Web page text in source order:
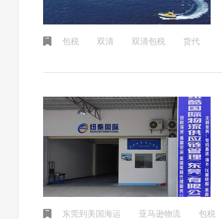
包税 双清 双清包税 货代
东莞到美国海运 亚马逊物流 包税